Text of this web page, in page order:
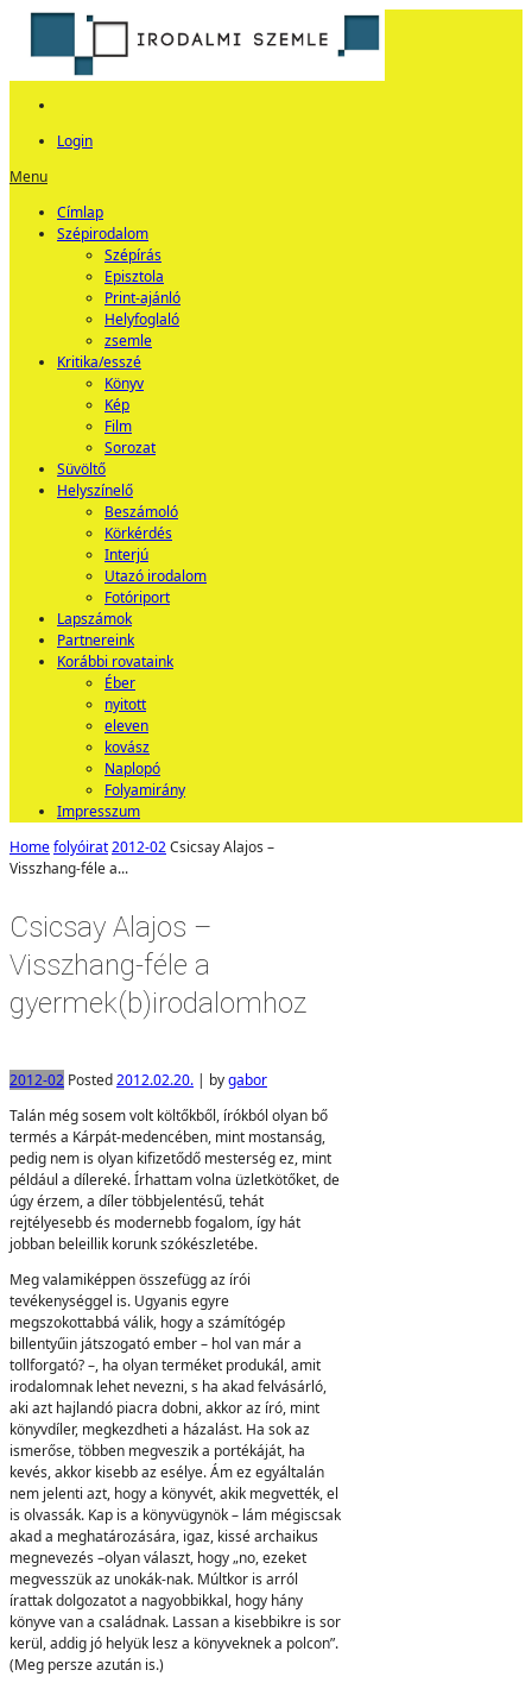
Login
Menu
Címlap
Szépirodalom
Szépírás
Episztola
Print-ajánló
Helyfoglaló
zsemle
Kritika/esszé
Könyv
Kép
Film
Sorozat
Süvöltő
Helyszínelő
Beszámoló
Körkérdés
Interjú
Utazó irodalom
Fotóriport
Lapszámok
Partnereink
Korábbi rovataink
Éber
nyitott
eleven
kovász
Naplopó
Folyamirány
Impresszum
Homefolyóirat2012-02Csicsay Alajos –
Visszhang-féle a...
Csicsay Alajos –
Visszhang-féle a
gyermek(b)irodalomhoz
2012-02 Posted2012.02.20. | bygabor
Talán még sosem volt költőkből, írókból olyan bő
termés a Kárpát-medencében, mint mostanság,
pedig nem is olyan kifizetődő mesterség ez, mint
például a dílereké. Írhattam volna üzletkötőket, de
úgy érzem, a díler többjelentésű, tehát
rejtélyesebb és modernebb fogalom, így hát
jobban beleillik korunk szókészletébe.
Meg valamiképpen összefügg az írói
tevékenységgel is. Ugyanis egyre
megszokottabbá válik, hogy a számítógép
billentyűin játszogató ember – hol van már a
tollforgató? –, ha olyan terméket produkál, amit
irodalomnak lehet nevezni, s ha akad felvásárló,
aki azt hajlandó piacra dobni, akkor az író, mint
könyvdíler, megkezdheti a házalást. Ha sok az
ismerőse, többen megveszik a portékáját, ha
kevés, akkor kisebb az esélye. Ám ez egyáltalán
nem jelenti azt, hogy a könyvét, akik megvették, el
is olvassák. Kap is a könyvügynök – lám mégiscsak
akad a meghatározására, igaz, kissé archaikus
megnevezés –olyan választ, hogy „no, ezeket
megvesszük az unokák-nak. Múltkor is arról
írattak dolgozatot a nagyobbikkal, hogy hány
könyve van a családnak. Lassan a kisebbikre is sor
kerül, addig jó helyük lesz a könyveknek a polcon”.
(Meg persze azután is.)